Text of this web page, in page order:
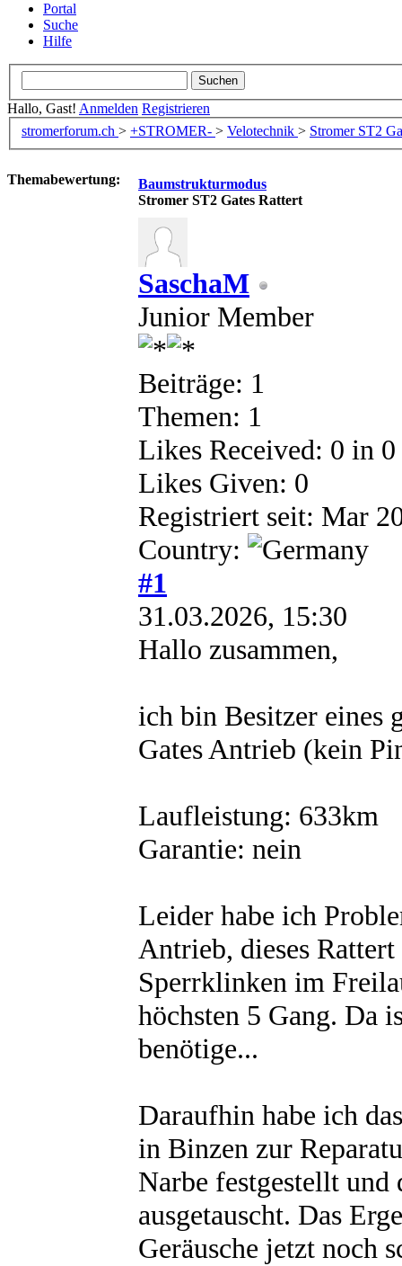
Portal
Suche
Hilfe
Hallo, Gast! Anmelden Registrieren
stromerforum.ch > +STROMER- > Velotechnik > Stromer ST2
Themabewertung:
Baumstrukturmodus
Stromer ST2 Gates Rattert
SaschaM
Junior Member
Beiträge: 1
Themen: 1
Likes Received: 0 in 0
Likes Given: 0
Registriert seit: Mar
Country:
#1
31.03.2026, 15:30
Hallo zusammen,
ich bin Besitzer eines
Gates Antrieb (kein
Laufleistung: 633km
Garantie: nein
Leider habe ich
Antrieb, dieses
Sperrklinken im
höchsten 5 Gang. Da
benötige...
Daraufhin habe ich
in Binzen zur
Narbe festgestellt und
ausgetauscht. Das
Geräusche jetzt noch